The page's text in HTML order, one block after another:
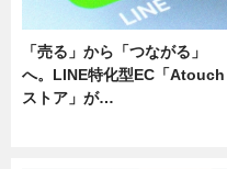
「売る」から「つながる」
へ。LINE特化型EC「Atouch
ストア」が…